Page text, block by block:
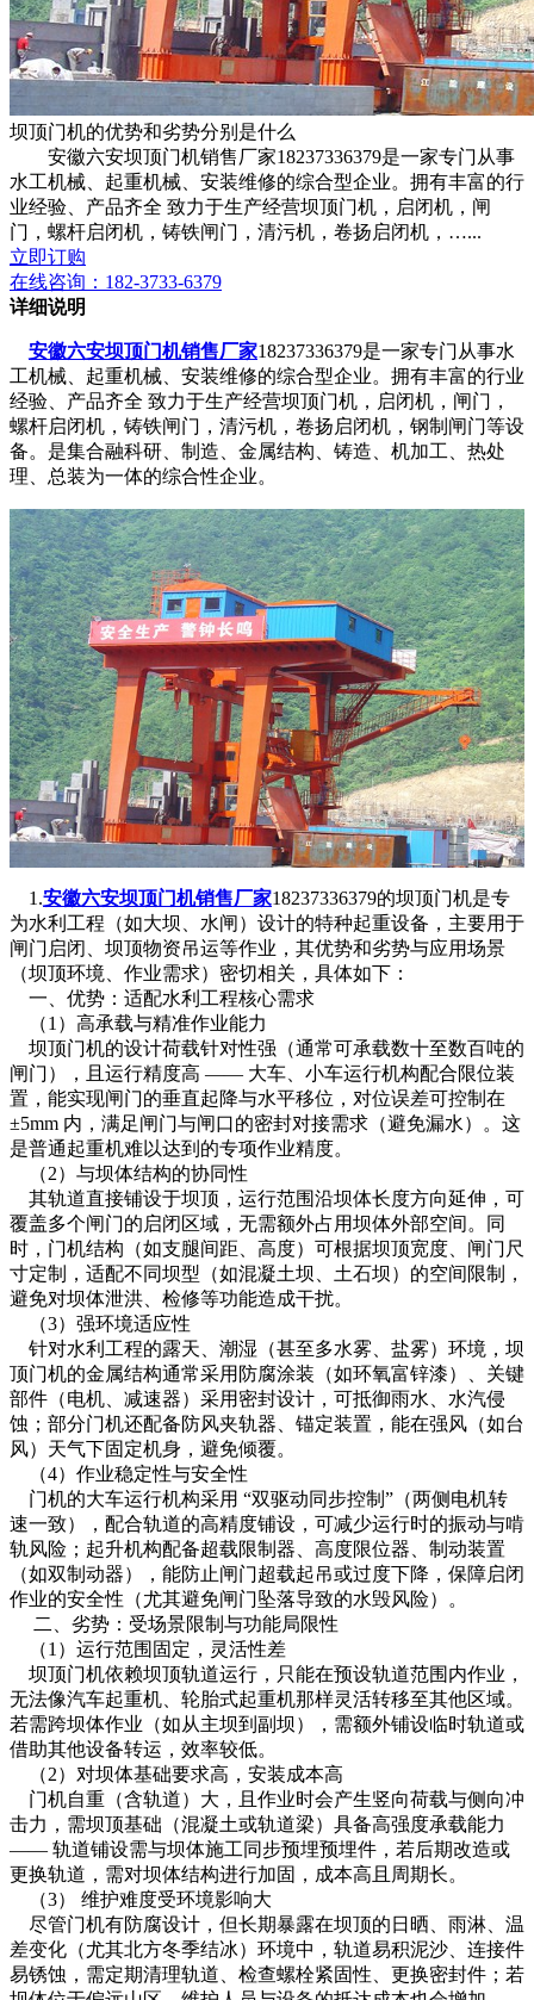
坝顶门机的优势和劣势分别是什么
安徽六安坝顶门机销售厂家18237336379是一家专门从事
水工机械、起重机械、安装维修的综合型企业。拥有丰富的行
业经验、产品齐全 致力于生产经营坝顶门机，启闭机，闸
门，螺杆启闭机，铸铁闸门，清污机，卷扬启闭机，…...
立即订购
在线咨询： 182-3733-6379
详细说明
安徽六安坝顶门机销售厂家18237336379是一家专门从事水
工机械、起重机械、安装维修的综合型企业。拥有丰富的行业
经验、产品齐全 致力于生产经营坝顶门机，启闭机，闸门，
螺杆启闭机，铸铁闸门，清污机，卷扬启闭机，钢制闸门等设
备。是集合融科研、制造、金属结构、铸造、机加工、热处
理、总装为一体的综合性企业。
1.安徽六安坝顶门机销售厂家18237336379的坝顶门机是专
为水利工程（如大坝、水闸）设计的特种起重设备，主要用于
闸门启闭、坝顶物资吊运等作业，其优势和劣势与应用场景
（坝顶环境、作业需求）密切相关，具体如下：
一、优势：适配水利工程核心需求
（1）高承载与精准作业能力
坝顶门机的设计荷载针对性强（通常可承载数十至数百吨的
闸门），且运行精度高 —— 大车、小车运行机构配合限位装
置，能实现闸门的垂直起降与水平移位，对位误差可控制在
±5mm 内，满足闸门与闸口的密封对接需求（避免漏水）。这
是普通起重机难以达到的专项作业精度。
（2）与坝体结构的协同性
其轨道直接铺设于坝顶，运行范围沿坝体长度方向延伸，可
覆盖多个闸门的启闭区域，无需额外占用坝体外部空间。同
时，门机结构（如支腿间距、高度）可根据坝顶宽度、闸门尺
寸定制，适配不同坝型（如混凝土坝、土石坝）的空间限制，
避免对坝体泄洪、检修等功能造成干扰。
（3）强环境适应性
针对水利工程的露天、潮湿（甚至多水雾、盐雾）环境，坝
顶门机的金属结构通常采用防腐涂装（如环氧富锌漆）、关键
部件（电机、减速器）采用密封设计，可抵御雨水、水汽侵
蚀；部分门机还配备防风夹轨器、锚定装置，能在强风（如台
风）天气下固定机身，避免倾覆。
（4）作业稳定性与安全性
门机的大车运行机构采用 “双驱动同步控制”（两侧电机转
速一致），配合轨道的高精度铺设，可减少运行时的振动与啃
轨风险；起升机构配备超载限制器、高度限位器、制动装置
（如双制动器），能防止闸门超载起吊或过度下降，保障启闭
作业的安全性（尤其避免闸门坠落导致的水毁风险）。
二、劣势：受场景限制与功能局限性
（1）运行范围固定，灵活性差
坝顶门机依赖坝顶轨道运行，只能在预设轨道范围内作业，
无法像汽车起重机、轮胎式起重机那样灵活转移至其他区域。
若需跨坝体作业（如从主坝到副坝），需额外铺设临时轨道或
借助其他设备转运，效率较低。
（2）对坝体基础要求高，安装成本高
门机自重（含轨道）大，且作业时会产生竖向荷载与侧向冲
击力，需坝顶基础（混凝土或轨道梁）具备高强度承载能力
—— 轨道铺设需与坝体施工同步预埋预埋件，若后期改造或
更换轨道，需对坝体结构进行加固，成本高且周期长。
（3） 维护难度受环境影响大
尽管门机有防腐设计，但长期暴露在坝顶的日晒、雨淋、温
差变化（尤其北方冬季结冰）环境中，轨道易积泥沙、连接件
易锈蚀，需定期清理轨道、检查螺栓紧固性、更换密封件；若